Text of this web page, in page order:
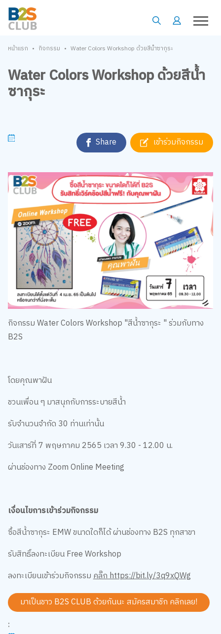
หน้าแรก • กิจกรรม • Water Colors Workshop ด้วยสีน้ำซากุระ
Water Colors Workshop ด้วยสีน้ำ
ซากุระ
Share เข้าร่วมกิจกรรม
กิจกรรม Water Colors Workshop "สีน้ำซากุระ " ร่วมกับทาง
B2S
โดยคุณพาฝัน
ชวนเพื่อน ๆ มาสนุกกับการระบายสีน้ำ
รับจำนวนจำกัด 30 ท่านเท่านั้น
วันเสาร์ที่ 7 พฤษภาคม 2565 เวลา 9.30 - 12.00 น.
ผ่านช่องทาง Zoom Online Meeting
เงื่อนไขการเข้าร่วมกิจกรรม
ซื้อสีน้ำซากุระ EMW ขนาดใดก็ได้ ผ่านช่องทาง B2S ทุกสาขา
รับสิทธิ์ลงทะเบียน Free Workshop
ลงทะเบียนเข้าร่วมกิจกรรมคลิ๊ก https://bit.ly/3q9xQWg
มาเป็นชาว B2S CLUB ด้วยกันนะ สมัครสมาชิก คลิกเลย!
: